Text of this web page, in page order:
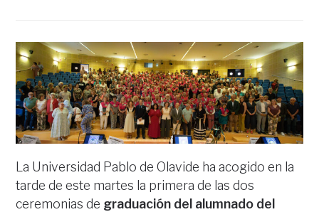
La Universidad Pablo de Olavide ha acogido en la
tarde de este martes la primera de las dos
ceremonias de graduación del alumnado del